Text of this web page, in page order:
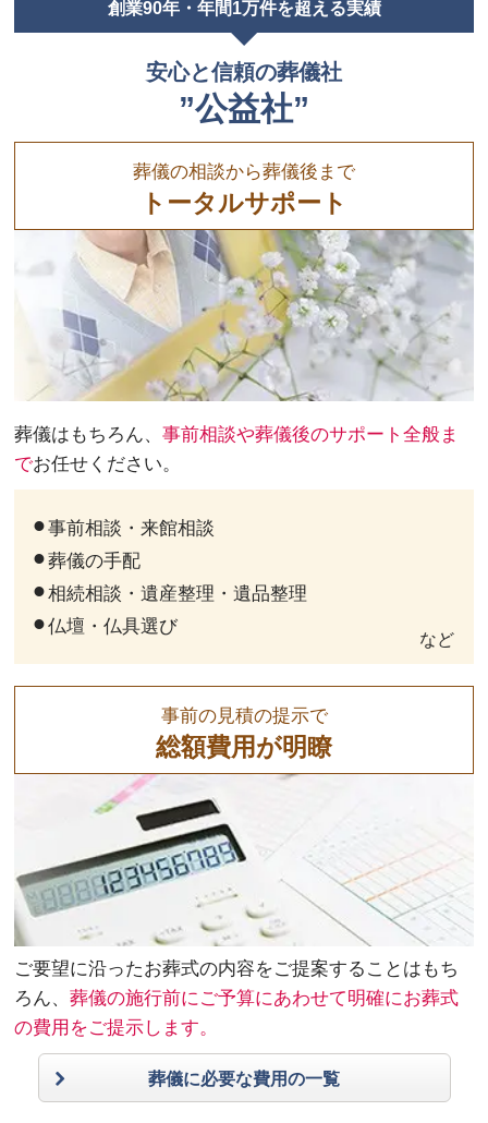
創業90年・年間1万件を超える実績
安心と信頼の葬儀社
”公益社”
葬儀の相談から葬儀後まで
トータルサポート
葬儀はもちろん、事前相談や葬儀後のサポート全般ま
でお任せください。
事前相談・来館相談
葬儀の手配
相続相談・遺産整理・遺品整理
仏壇・仏具選び
など
事前の見積の提示で
総額費用が明瞭
ご要望に沿ったお葬式の内容をご提案することはもち
ろん、葬儀の施行前にご予算にあわせて明確にお葬式
の費用をご提示します。
葬儀に必要な費用の一覧